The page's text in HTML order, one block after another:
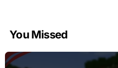
You Missed